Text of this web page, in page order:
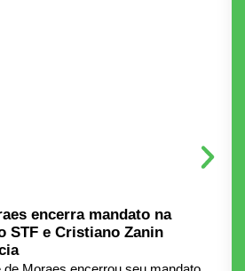
encerra mandato na
STF e Cristiano Zanin